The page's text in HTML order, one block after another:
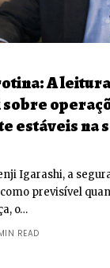
A
estáveis na
Igarashi, a
previsível
o…
READ